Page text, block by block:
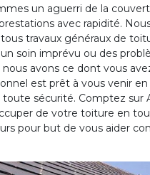
un aguerri de la
avec rapidité.
travaux généraux de
soin imprévu ou des
avons ce dont vous
est prêt à vous venir en
sécurité. Comptez sur
de votre toiture en
pour but de vous aider